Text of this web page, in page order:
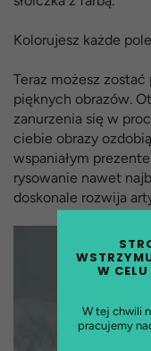
W
W tej chwili
pracujemy
Kolorujesz każde
Teraz możesz
pięknych obrazów.
zanurzenia się w
ciebie obrazy
wspaniałym
rysowanie nawet
doskonale rozwija